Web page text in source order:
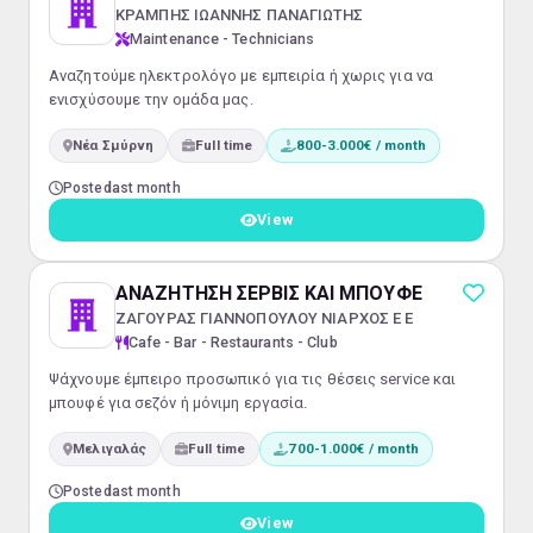
ΚΡΑΜΠΗΣ ΙΩΑΝΝΗΣ ΠΑΝΑΓΙΩΤΗΣ
Maintenance - Technicians
Αναζητούμε ηλεκτρολόγο με εμπειρία ή χωρις για να
ενισχύσουμε την ομάδα μας.
Νέα Σμύρνη Full time 800-3.000€ / month
Postedlast month
View
ΑΝΑΖΗΤΗΣΗ ΣΕΡΒΙΣ ΚΑΙ ΜΠΟΥΦΕ
ΖΑΓΟΥΡΑΣ ΓΙΑΝΝΟΠΟΥΛΟΥ ΝΙΑΡΧΟΣ Ε Ε
Cafe - Bar - Restaurants - Club
Ψάχνουμε έμπειρο προσωπικό για τις θέσεις service και
μπουφέ για σεζόν ή μόνιμη εργασία.
Μελιγαλάς Full time 700-1.000€ / month
Postedlast month
View